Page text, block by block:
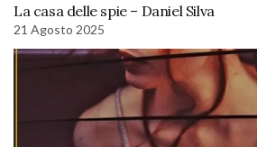
La casa delle spie – Daniel Silva
21 Agosto 2025